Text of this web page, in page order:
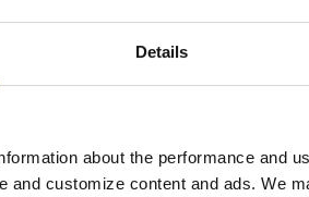
Details
about the performance and
and customize content and ads. We